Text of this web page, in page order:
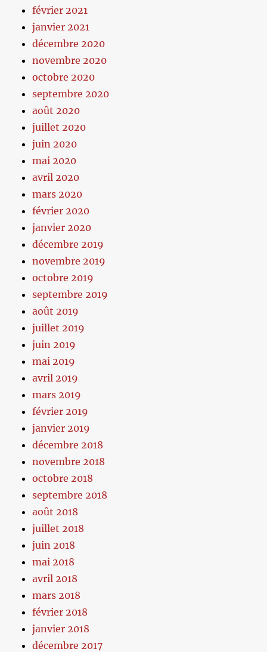
février 2021
janvier 2021
décembre 2020
novembre 2020
octobre 2020
septembre 2020
août 2020
juillet 2020
juin 2020
mai 2020
avril 2020
mars 2020
février 2020
janvier 2020
décembre 2019
novembre 2019
octobre 2019
septembre 2019
août 2019
juillet 2019
juin 2019
mai 2019
avril 2019
mars 2019
février 2019
janvier 2019
décembre 2018
novembre 2018
octobre 2018
septembre 2018
août 2018
juillet 2018
juin 2018
mai 2018
avril 2018
mars 2018
février 2018
janvier 2018
décembre 2017